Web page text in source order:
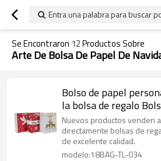
Entra una palabra para buscar
Se Encontraron 12Productos Sobre
Arte De Bolsa De Papel De
Bolso de papel
la bolsa de regalo
Navidad con diferente
diseños surtido en
Nuevos productos venden
directamente bolsas de
de excelente calidad.
modelo:18BAG-TL-034